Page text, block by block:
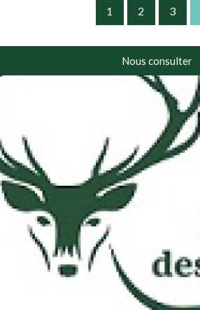
5KM 10KM
RECHERCHER
1 2 3
Nous consulter